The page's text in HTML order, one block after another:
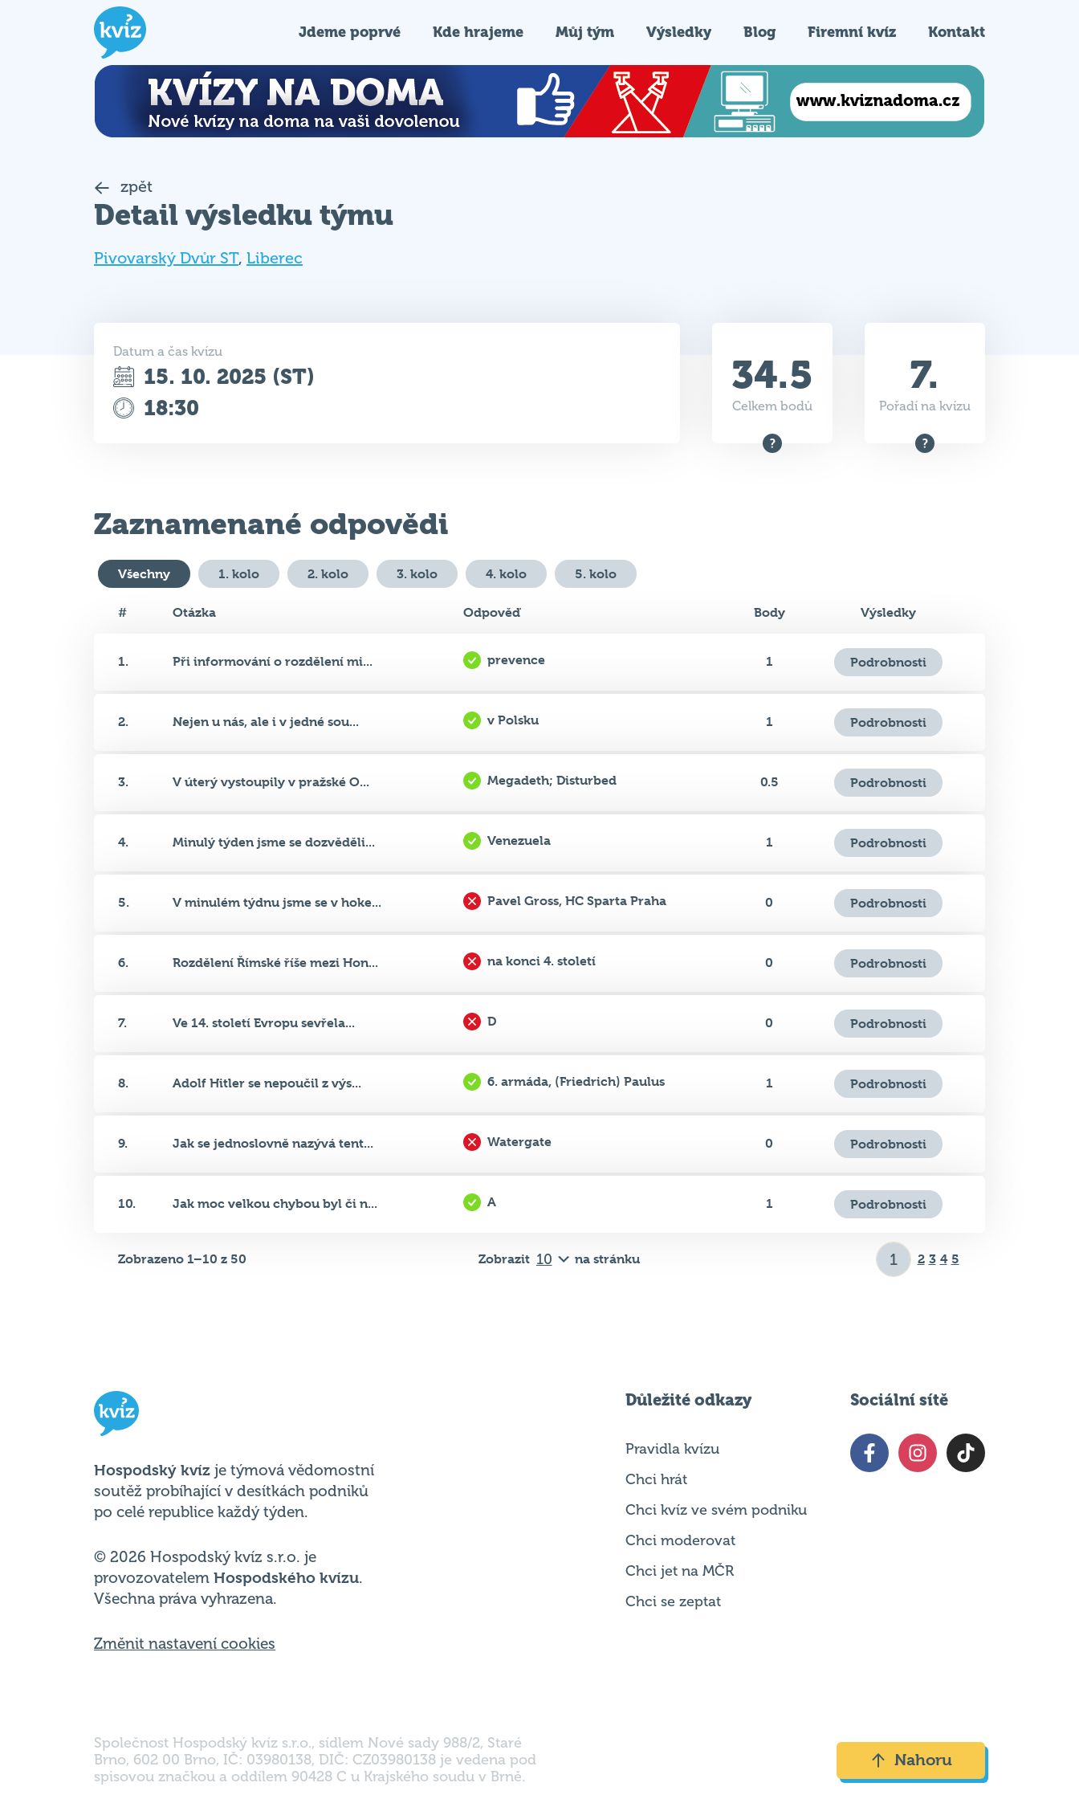
Jdeme poprvé Kde hrajeme Můj tým Výsledky Blog Firemní kvíz Kontakt
zpět
Detail výsledku týmu
Pivovarský Dvůr ST, Liberec
Datum a čas kvízu
15. 10. 2025 (ST)
18:30
34.5
Celkem bodů
7.
Pořadí na kvízu
Zaznamenané odpovědi
Všechny 1. kolo 2. kolo 3. kolo 4. kolo 5. kolo
# Otázka Odpověď Body Výsledky
1. Při informování o rozdělení mi... prevence 1 Podrobnosti
2. Nejen u nás, ale i v jedné sou... v Polsku 1 Podrobnosti
3. V úterý vystoupily v pražské O... Megadeth; Disturbed 0.5 Podrobnosti
4. Minulý týden jsme se dozvěděli... Venezuela 1 Podrobnosti
5. V minulém týdnu jsme se v hoke... Pavel Gross, HC Sparta Praha 0 Podrobnosti
6. Rozdělení Římské říše mezi Hon... na konci 4. století 0 Podrobnosti
7. Ve 14. století Evropu sevřela... D 0 Podrobnosti
8. Adolf Hitler se nepoučil z výs... 6. armáda, (Friedrich) Paulus 1 Podrobnosti
9. Jak se jednoslovně nazývá tent... Watergate 0 Podrobnosti
10. Jak moc velkou chybou byl či n... A 1 Podrobnosti
Zobrazeno 1–10 z 50 Zobrazit na stránku 2 3 4 5
Hospodský kvíz je týmová vědomostní
soutěž probíhající v desítkách podniků
po celé republice každý týden.
© 2026 Hospodský kvíz s.r.o. je
provozovatelem Hospodského kvízu.
Všechna práva vyhrazena.
Změnit nastavení cookies
Důležité odkazy
Pravidla kvízu
Chci hrát
Chci kvíz ve svém podniku
Chci moderovat
Chci jet na MČR
Chci se zeptat
Sociální sítě
Společnost Hospodský kvíz s.r.o., sídlem Nové sady 988/2, Staré
Brno, 602 00 Brno, IČ: 03980138, DIČ: CZ03980138 je vedena pod
spisovou značkou a oddílem 90428 C u Krajského soudu v Brně.
Nahoru